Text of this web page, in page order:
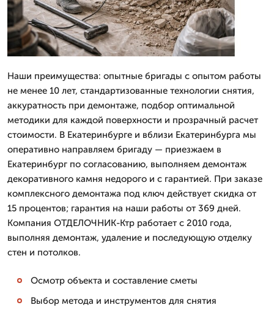
Наши преимущества: опытные бригады с опытом работы
не менее 10 лет, стандартизованные технологии снятия,
аккуратность при демонтаже, подбор оптимальной
методики для каждой поверхности и прозрачный расчет
стоимости. В Екатеринбурге и вблизи Екатеринбурга мы
оперативно направляем бригаду — приезжаем в
Екатеринбург по согласованию, выполняем демонтаж
декоративного камня недорого и с гарантией. При заказе
комплексного демонтажа под ключ действует скидка от
15 процентов; гарантия на наши работы от 369 дней.
Компания ОТДЕЛОЧНИК-Ктр работает с 2010 года,
выполняя демонтаж, удаление и последующую отделку
стен и потолков.
Осмотр объекта и составление сметы
Выбор метода и инструментов для снятия